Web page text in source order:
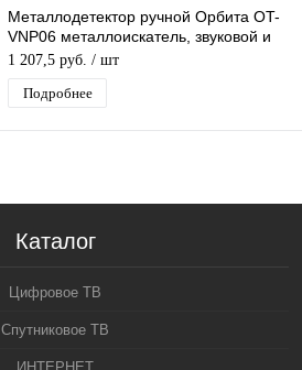
Металлодетектор ручной Орбита OT-
VNP06 металлоискатель, звуковой и
вибро сигнал, индикатор
1 207,5 руб. / шт
Подробнее
Каталог
Цифровое ТВ
Спутниковое ТВ